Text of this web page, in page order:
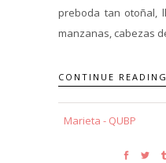
preboda tan otoñal,
manzanas, cabezas
CONTINUE READING
Marieta - QUBP